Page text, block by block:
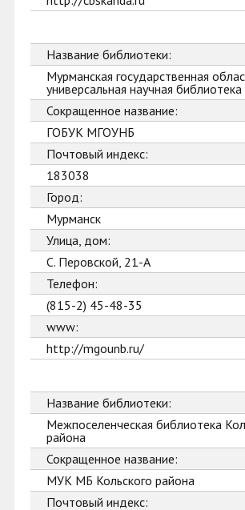
Название библиотеки:
Мурманская государственная
универсальная научная библиотека
Сокращенное название:
ГОБУК МГОУНБ
Почтовый индекс:
183038
Город:
Мурманск
Улица, дом:
С. Перовской, 21-А
Телефон:
(815-2) 45-48-35
www:
http://mgounb.ru/
Название библиотеки:
Межпоселенческая библиотека
района
Сокращенное название:
МУК МБ Кольского района
Почтовый индекс: